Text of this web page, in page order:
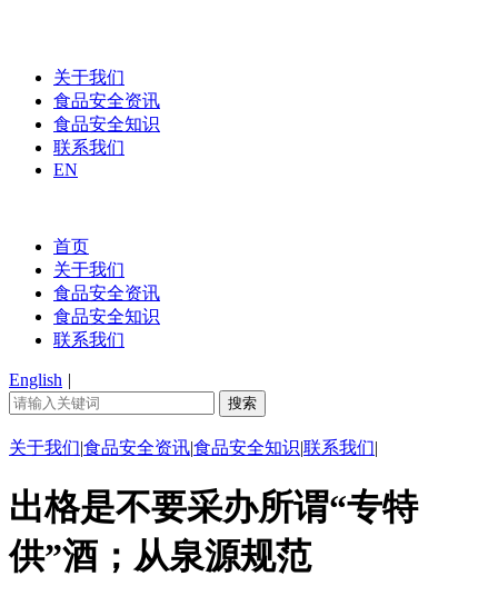
关于我们
食品安全资讯
食品安全知识
联系我们
EN
首页
关于我们
食品安全资讯
食品安全知识
联系我们
English |
关于我们|食品安全资讯|食品安全知识|联系我们|
出格是不要采办所谓“专特
供”酒；从泉源规范